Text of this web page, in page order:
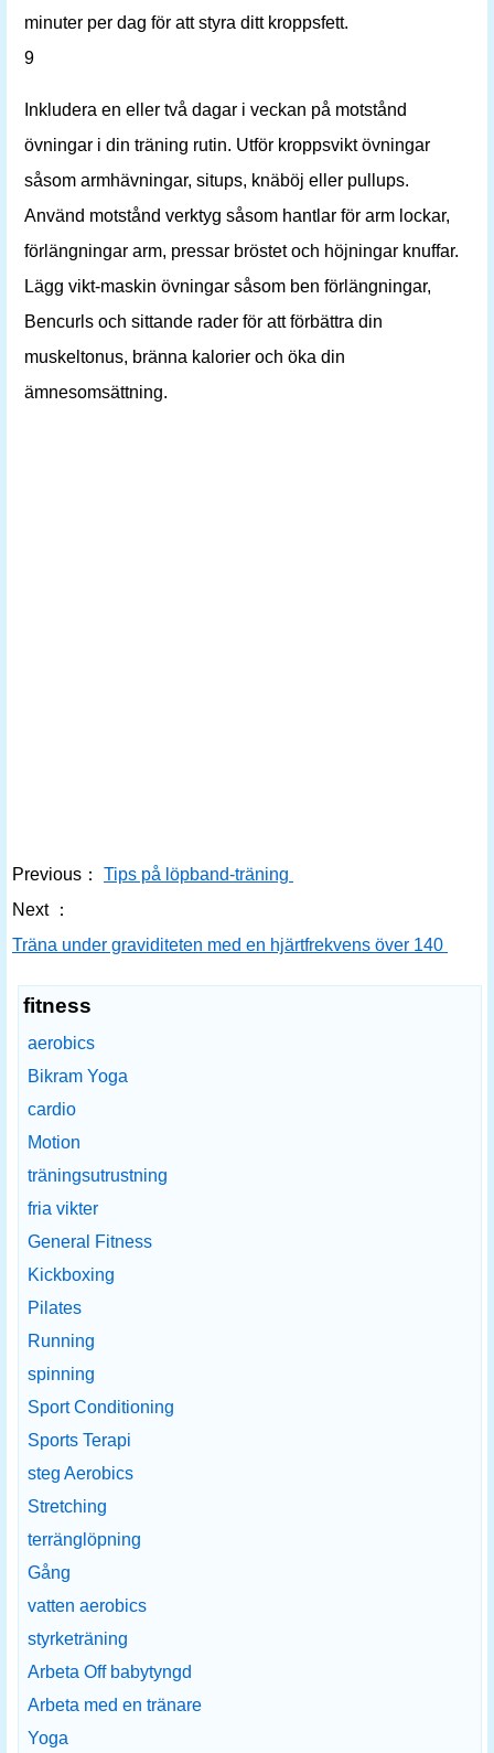
minuter per dag för att styra ditt kroppsfett.
9
Inkludera en eller två dagar i veckan på motstånd
övningar i din träning rutin. Utför kroppsvikt övningar
såsom armhävningar, situps, knäböj eller pullups.
Använd motstånd verktyg såsom hantlar för arm lockar,
förlängningar arm, pressar bröstet och höjningar knuffar.
Lägg vikt-maskin övningar såsom ben förlängningar,
Bencurls och sittande rader för att förbättra din
muskeltonus, bränna kalorier och öka din
ämnesomsättning.
Previous：
Tips på löpband-träning
Next ：
Träna under graviditeten med en hjärtfrekvens över 140
fitness
aerobics
Bikram Yoga
cardio
Motion
träningsutrustning
fria vikter
General Fitness
Kickboxing
Pilates
Running
spinning
Sport Conditioning
Sports Terapi
steg Aerobics
Stretching
terränglöpning
Gång
vatten aerobics
styrketräning
Arbeta Off babytyngd
Arbeta med en tränare
Yoga